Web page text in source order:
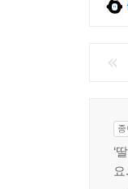
종
‘
요.